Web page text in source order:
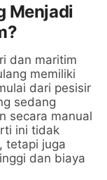
Menjadi
dan maritim
memiliki
dari pesisir
sedang
secara manual
ini tidak
tetapi juga
dan biaya